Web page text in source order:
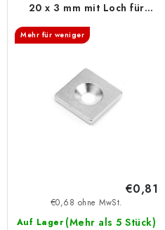
20 x 3 mm mit Loch für
Schraube
Mehr für weniger
Auf Lager (Mehr als 5 Stück)
€0,68 ohne MwSt.
€0,81